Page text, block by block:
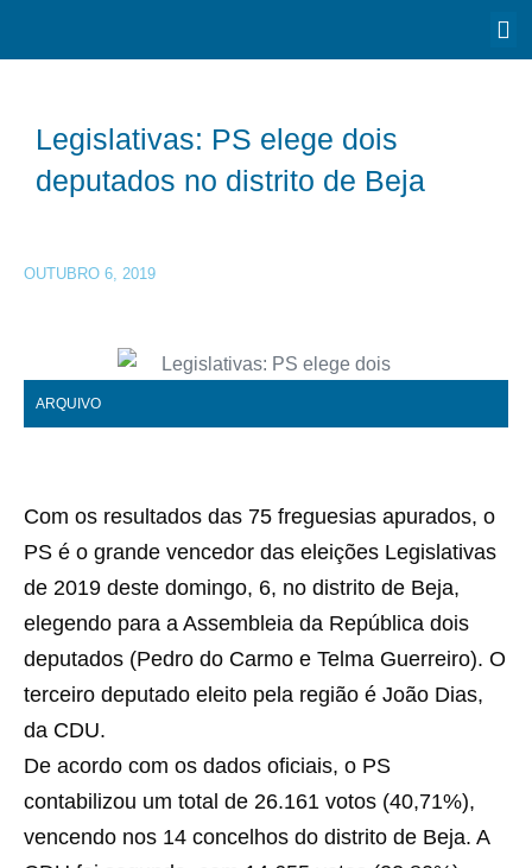
Legislativas: PS elege dois
deputados no distrito de Beja
OUTUBRO 6, 2019
ARQUIVO
Com os resultados das 75 freguesias apurados, o
PS é o grande vencedor das eleições Legislativas
de 2019 deste domingo, 6, no distrito de Beja,
elegendo para a Assembleia da República dois
deputados (Pedro do Carmo e Telma Guerreiro). O
terceiro deputado eleito pela região é João Dias,
da CDU.
De acordo com os dados oficiais, o PS
contabilizou um total de 26.161 votos (40,71%),
vencendo nos 14 concelhos do distrito de Beja. A